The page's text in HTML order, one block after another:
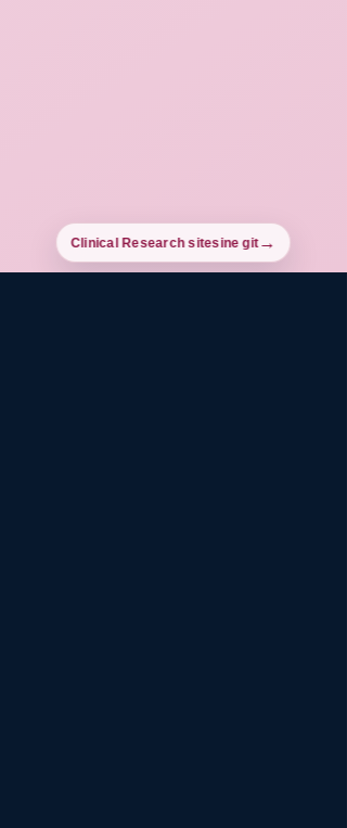
Clinical Research sitesine git